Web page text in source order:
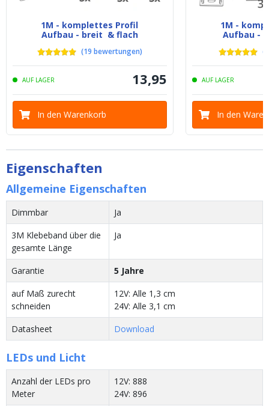
1M - komplettes Profil
Aufbau - breit & flach
(19 bewertungen)
AUF LAGER 13,95
In den Warenkorb
1M -
Aufbau -
(
AUF LAGER
In den
Eigenschaften
Allgemeine Eigenschaften
Dimmbar
Ja
3M Klebeband über die
gesamte Länge
Ja
Garantie
5 Jahre
auf Maß zurecht
schneiden
12V: Alle 1,3 cm
24V: Alle 3,1 cm
Datasheet
Download
LEDs und Licht
Anzahl der LEDs pro
Meter
12V: 888
24V: 896